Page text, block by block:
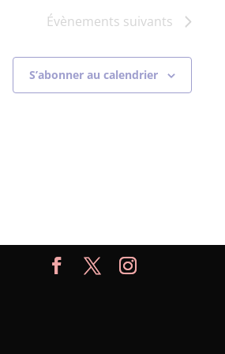
Évènements suivants
S’abonner au calendrier